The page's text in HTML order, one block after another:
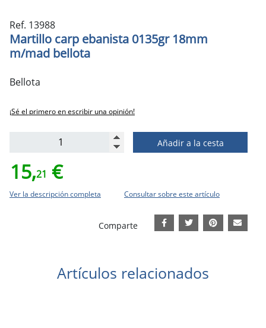
Ref. 13988
Martillo carp ebanista 0135gr 18mm
m/mad bellota
Bellota
¡Sé el primero en escribir una opinión!
Añadir a la cesta
15,21 €
Ver la descripción completa Consultar sobre este artículo
Comparte
Artículos relacionados